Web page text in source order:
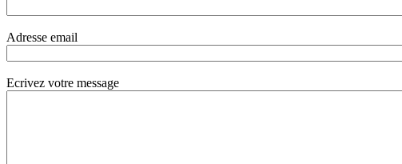
Adresse email
Ecrivez votre message